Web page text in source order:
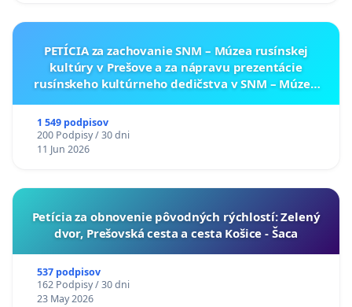
PETÍCIA za zachovanie SNM – Múzea rusínskej
kultúry v Prešove a za nápravu prezentácie
rusínskeho kultúrneho dedičstva v SNM – Múzeu
1 549 podpisov
200 Podpisy / 30 dni
11 Jun 2026
​Petícia za obnovenie pôvodných rýchlostí: Zelený
dvor, Prešovská cesta a cesta Košice - Šaca
537 podpisov
162 Podpisy / 30 dni
23 May 2026